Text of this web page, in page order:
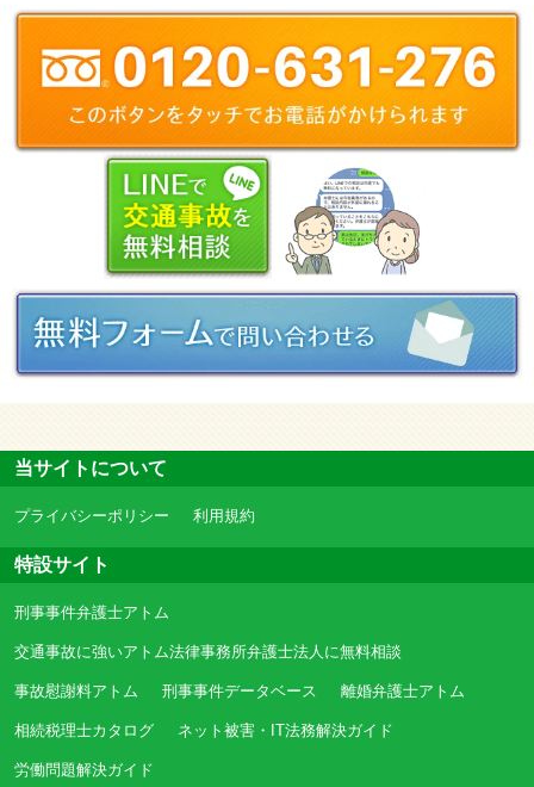
当サイトについて
プライバシーポリシー 利用規約
特設サイト
刑事事件弁護士アトム
交通事故に強いアトム法律事務所弁護士法人に無料相談
事故慰謝料アトム 刑事事件データベース 離婚弁護士アトム
相続税理士カタログ ネット被害・IT法務解決ガイド
労働問題解決ガイド